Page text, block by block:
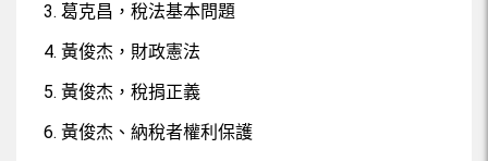
3. 葛克昌，稅法基本問題
4. 黃俊杰，財政憲法
5. 黃俊杰，稅捐正義
6. 黃俊杰、納稅者權利保護